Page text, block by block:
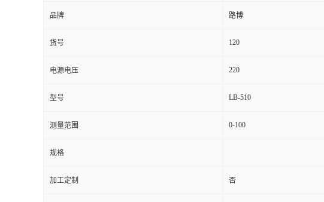
品牌 路博
货号 120
电源电压 220
型号 LB-510
测量范围 0-100
规格
加工定制 否